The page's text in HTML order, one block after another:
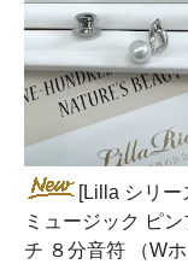
[Lilla シリー
ミュージック ピ
チ ８分音符 （Wホ